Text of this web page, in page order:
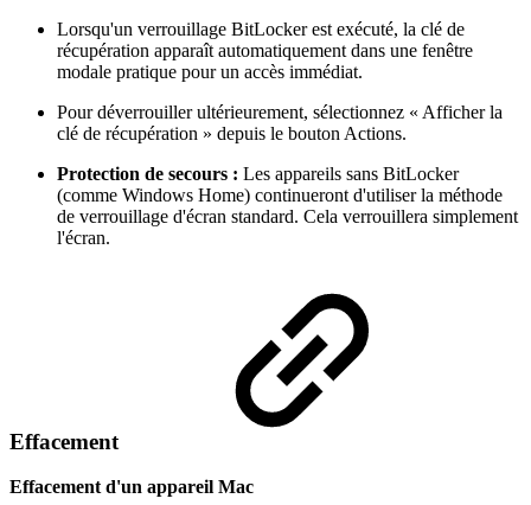
Lorsqu'un verrouillage BitLocker est exécuté, la clé de
récupération apparaît automatiquement dans une fenêtre
modale pratique pour un accès immédiat.
Pour déverrouiller ultérieurement, sélectionnez « Afficher la
clé de récupération » depuis le bouton Actions.
Protection de secours : Les appareils sans BitLocker
(comme Windows Home) continueront d'utiliser la méthode
de verrouillage d'écran standard. Cela verrouillera simplement
l'écran.
Effacement
Effacement d'un appareil Mac